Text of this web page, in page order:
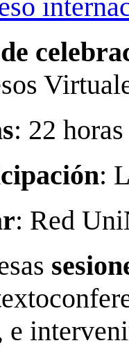
: 22
:
: Red
e